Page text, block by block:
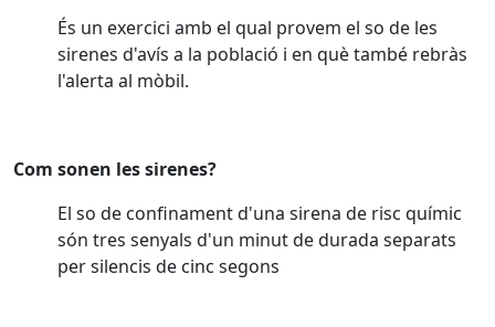
És un exercici amb el qual provem el so de les
sirenes d'avís a la població i en què també rebràs
l'alerta al mòbil.
Com sonen les sirenes?
El so de confinament d'una sirena de risc químic
són tres senyals d'un minut de durada separats
per silencis de cinc segons